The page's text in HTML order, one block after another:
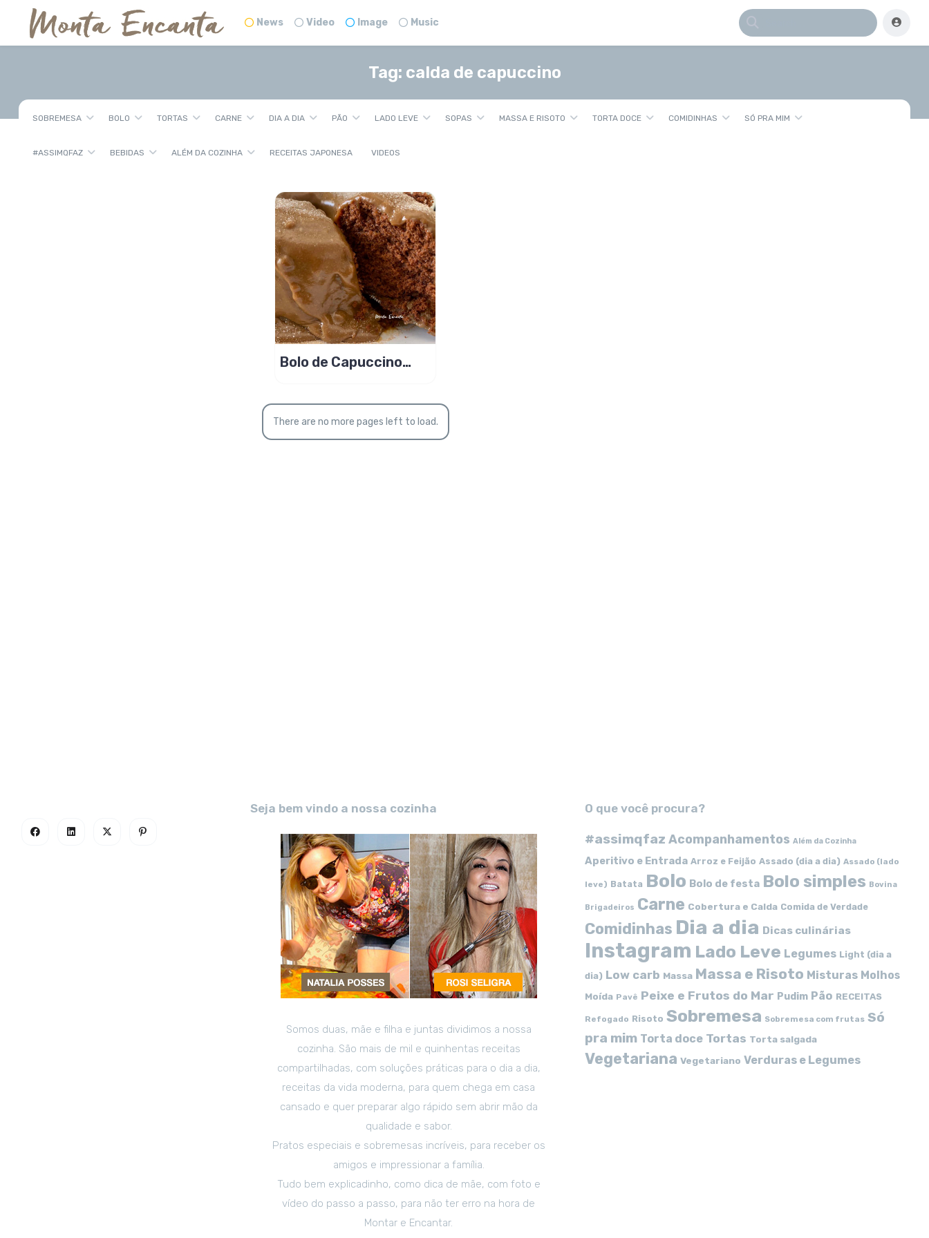
News Video Image Music
Tag: calda de capuccino
SOBREMESA BOLO TORTAS CARNE DIA A DIA PÃO LADO LEVE SOPAS MASSA E RISOTO TORTA DOCE COMIDINHAS SÓ PRA MIM
#ASSIMQFAZ BEBIDAS ALÉM DA COZINHA RECEITAS JAPONESA VIDEOS
Bolo de Capuccino
There are no more pages left to load.
Seja bem vindo a nossa cozinha
Somos duas, mãe e filha e juntas dividimos a nossa
cozinha. São mais de mil e quinhentas receitas
compartilhadas, com soluções práticas para o dia a dia,
receitas da vida moderna, para quem chega em casa
cansado e quer preparar algo rápido sem abrir mão da
qualidade e sabor.
Pratos especiais e sobremesas incríveis, para receber os
amigos e impressionar a família.
Tudo bem explicadinho, como dica de mãe, com foto e
vídeo do passo a passo, para não ter erro na hora de
Montar e Encantar.
O que você procura?
#assimqfaz Acompanhamentos Além da Cozinha
Aperitivo e Entrada Arroz e Feijão Assado (dia a dia) Assado (lado
leve) Batata Bolo Bolo de festa Bolo simples Bovina
Brigadeiros Carne Cobertura e Calda Comida de Verdade
Comidinhas Dia a dia Dicas culinárias
Instagram Lado Leve Legumes Light (dia a
dia) Low carb Massa Massa e Risoto Misturas Molhos
Moída Pavê Peixe e Frutos do Mar Pudim Pão RECEITAS
Refogado Risoto Sobremesa Sobremesa com frutas Só
pra mim Torta doce Tortas Torta salgada
Vegetariana Vegetariano Verduras e Legumes